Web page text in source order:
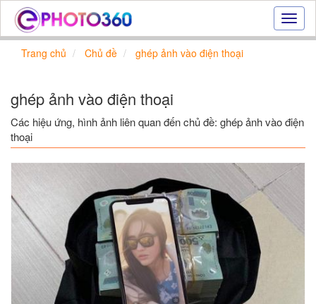
Hiệu
ứng
đẹp
trực
tuyến,
tạo
Trang chủ Chủ đề ghép ảnh vào điện thoại
ghép ảnh vào điện thoại
Các hiệu ứng, hình ảnh liên quan đến chủ đề: ghép ảnh vào điện
thoại